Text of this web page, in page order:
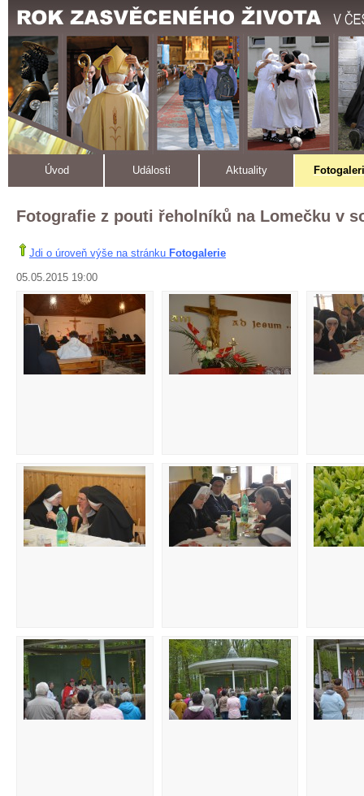
Úvod Události Aktuality
Fotografie z pouti řeholníků na Lomečku v
Jdi o úroveň výše na stránku Fotogalerie
05.05.2015 19:00